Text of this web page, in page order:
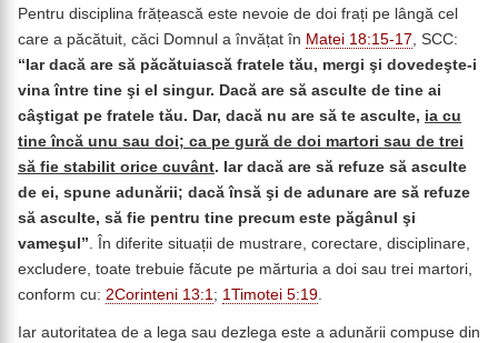
Pentru disciplina frățească este nevoie de doi frați pe lângă cel
care a păcătuit, căci Domnul a învățat în Matei 18:15-17 , SCC:
“ Iar dacă are să păcătuiască fratele tău, mergi şi dovedeşte-i
vina între tine şi el singur. Dacă are să asculte de tine ai
câştigat pe fratele tău. Dar, dacă nu are să te asculte, ia cu
tine încă unu sau doi; ca pe gură de doi martori sau de trei
să fie stabilit orice cuvânt. Iar dacă are să refuze să asculte
de ei, spune adunării; dacă însă şi de adunare are să refuze
să asculte, să fie pentru tine precum este păgânul şi
vameşul” . În diferite situații de mustrare, corectare, disciplinare,
excludere, toate trebuie făcute pe mărturia a doi sau trei martori,
conform cu: 2Corinteni 13:1 ; 1Timotei 5:19
Iar autoritatea de a lega sau dezlega este a adunării compuse din